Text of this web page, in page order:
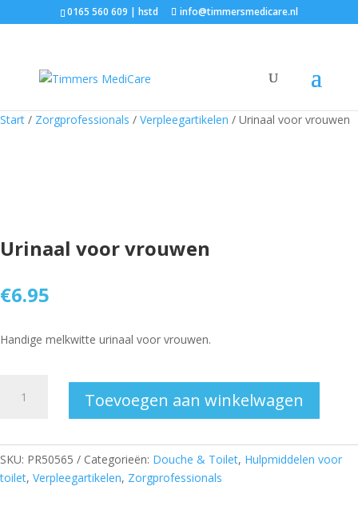
0165 560 609 | hstd info@timmersmedicare.nl
Start / Zorgprofessionals / Verpleegartikelen / Urinaal voor vrouwen
Urinaal voor vrouwen
€6.95
Handige melkwitte urinaal voor vrouwen.
Toevoegen aan winkelwagen
SKU: PR50565 Categorieën: Douche & Toilet, Hulpmiddelen voor
toilet, Verpleegartikelen, Zorgprofessionals